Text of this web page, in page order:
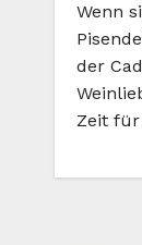
Wenn
der
Zeit für